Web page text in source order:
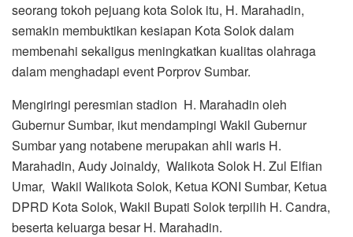
seorang tokoh pejuang kota Solok itu, H. Marahadin,
semakin membuktikan kesiapan Kota Solok dalam
membenahi sekaligus meningkatkan kualitas olahraga
dalam menghadapi event Porprov Sumbar.
Mengiringi peresmian stadion H. Marahadin oleh
Gubernur Sumbar, ikut mendampingi Wakil Gubernur
Sumbar yang notabene merupakan ahli waris H.
Marahadin, Audy Joinaldy, Walikota Solok H. Zul Elfian
Umar, Wakil Walikota Solok, Ketua KONI Sumbar, Ketua
DPRD Kota Solok, Wakil Bupati Solok terpilih H. Candra,
beserta keluarga besar H. Marahadin.